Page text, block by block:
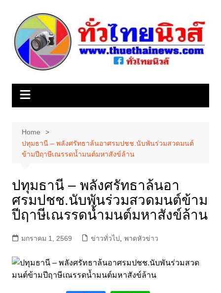
content
Home
ปทุมธานี – พลังศรัทธาล้นอาศรมปชช.นับพันร่วมสวดมนต์
ข้ามปีฤาษีเณรรดน้ำมนต์มหาสังข์ล้าน
ปทุมธานี – พลังศรัทธาล้นอา
ศรมปชช.นับพันร่วมสวดมนต์ข้าม
ปีฤาษีเณรรดน้ำมนต์มหาสังข์ล้าน
มกราคม 1, 2569 ข่าวทั่วไป พาดหัวข่าว